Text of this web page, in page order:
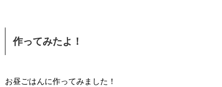
作ってみたよ！
お昼ごはんに作ってみました！